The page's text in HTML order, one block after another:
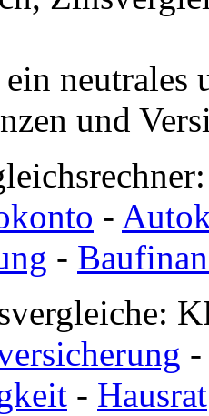
neutrales
und
-
-
- Hausrat